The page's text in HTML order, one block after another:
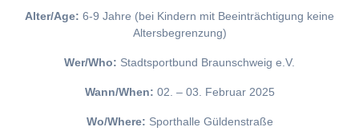
Alter/Age: 6-9 Jahre (bei Kindern mit Beeinträchtigung keine
Altersbegrenzung)
Wer/Who: Stadtsportbund Braunschweig e.V.
Wann/When: 02. – 03. Februar 2025
Wo/Where: Sporthalle Güldenstraße